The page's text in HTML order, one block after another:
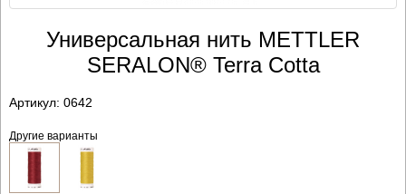
Универсальная нить METTLER
SERALON® Terra Cotta
Артикул: 0642
Другие варианты